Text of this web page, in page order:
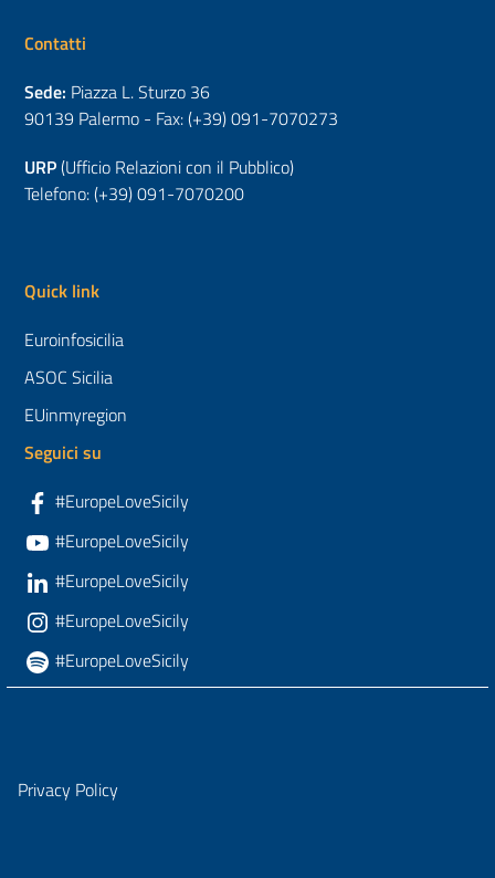
Contatti
Sede: Piazza L. Sturzo 36
90139 Palermo - Fax: (+39) 091-7070273
URP(Ufficio Relazioni con il Pubblico)
Telefono: (+39) 091-7070200
Quick link
Euroinfosicilia
ASOC Sicilia
EUinmyregion
Seguici su
#EuropeLoveSicily
#EuropeLoveSicily
#EuropeLoveSicily
#EuropeLoveSicily
#EuropeLoveSicily
Privacy Policy